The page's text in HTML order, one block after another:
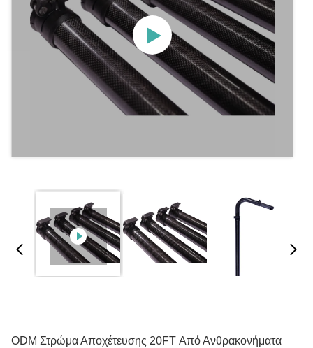
ODM Στρώμα Αποχέτευσης 20FT Από Ανθρακονήματα